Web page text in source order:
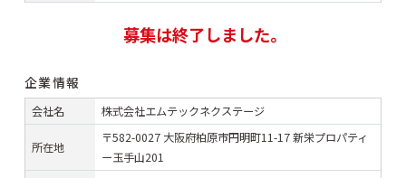
募集は終了しました。
企業情報
会社名 株式会社エムテックネクステージ
所在地
〒582-0027 大阪府柏原市円明町11-17 新栄プロパティ
ー玉手山201